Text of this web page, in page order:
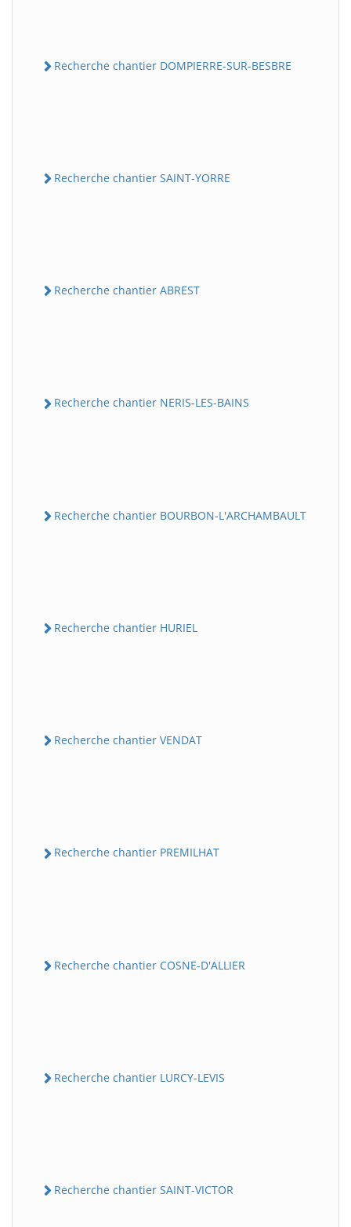
Recherche chantier DOMPIERRE-SUR-BESBRE
Recherche chantier SAINT-YORRE
Recherche chantier ABREST
Recherche chantier NERIS-LES-BAINS
Recherche chantier BOURBON-L'ARCHAMBAULT
Recherche chantier HURIEL
Recherche chantier VENDAT
Recherche chantier PREMILHAT
Recherche chantier COSNE-D'ALLIER
Recherche chantier LURCY-LEVIS
Recherche chantier SAINT-VICTOR